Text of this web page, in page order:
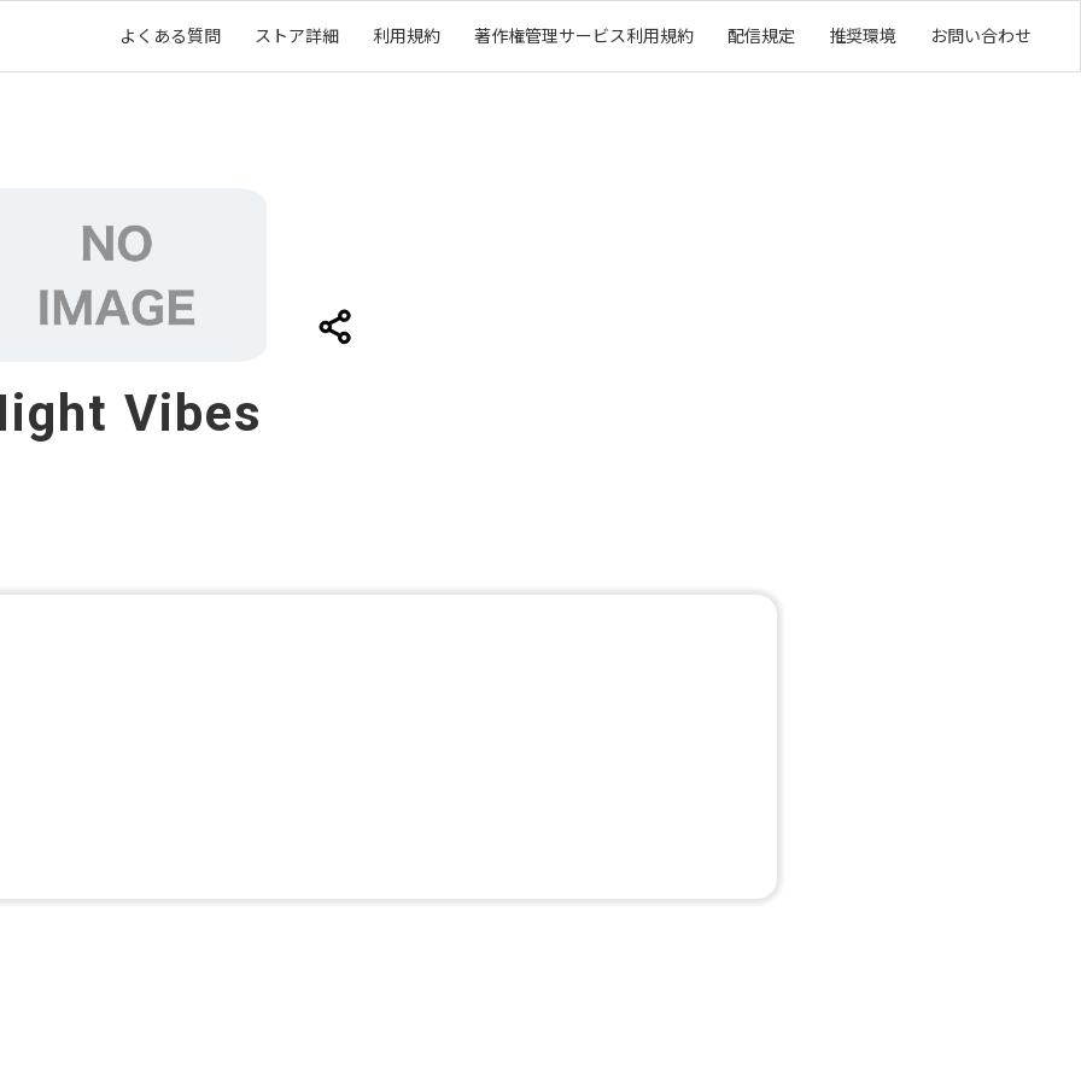
よくある質問 ストア詳細 利用規約 著作権管理サービス利用規約 配信規定 推奨環境 お問い合わせ
Vibes